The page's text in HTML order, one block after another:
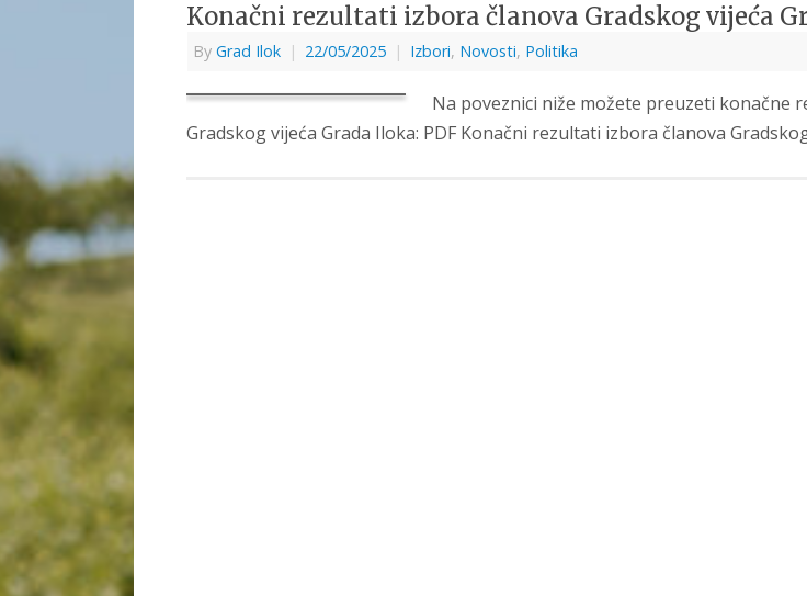
Konačni rezultati izbora članova Gradskog vijeća
By Grad Ilok | 22/05/2025 | Izbori, Novosti, Politika
Na poveznici niže možete preuzeti konačne
Gradskog vijeća Grada Iloka: PDF Konačni rezultati izbora članova